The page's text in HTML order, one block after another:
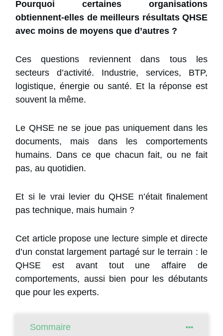
Pourquoi certaines organisations
obtiennent-elles de meilleurs résultats QHSE
avec moins de moyens que d’autres ?
Ces questions reviennent dans tous les
secteurs d’activité. Industrie, services, BTP,
logistique, énergie ou santé. Et la réponse est
souvent la même.
Le QHSE ne se joue pas uniquement dans les
documents, mais dans les comportements
humains. Dans ce que chacun fait, ou ne fait
pas, au quotidien.
Et si le vrai levier du QHSE n’était finalement
pas technique, mais humain ?
Cet article propose une lecture simple et directe
d’un constat largement partagé sur le terrain : le
QHSE est avant tout une affaire de
comportements, aussi bien pour les débutants
que pour les experts.
Sommaire